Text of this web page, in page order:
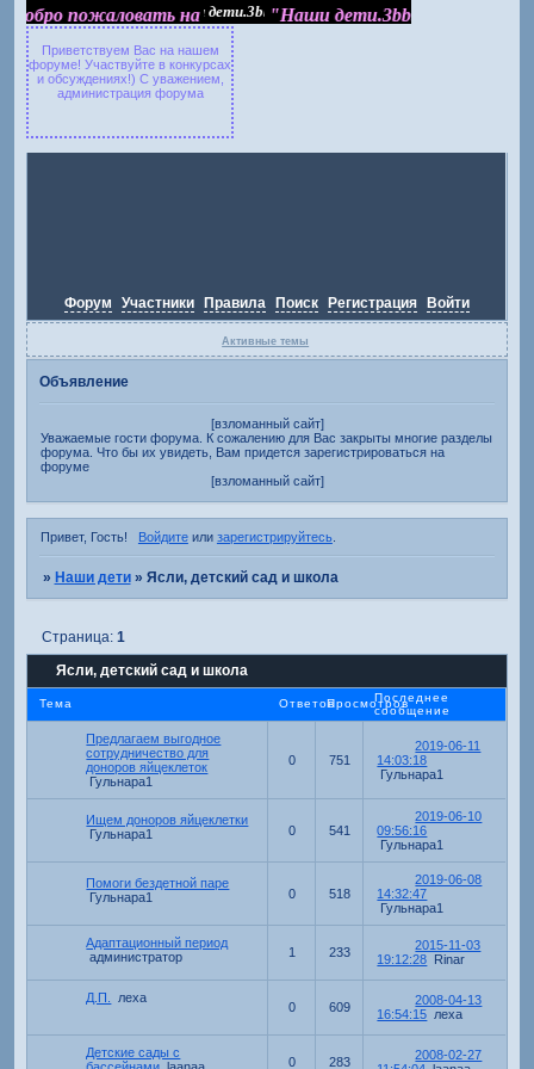
Добро пожаловать на
Добро пожаловать на "Наши дети.3bb.ru""Наши дети.3bb.ru"
Приветствуем Вас на нашем
форуме! Участвуйте в конкурсах
и обсуждениях!) С уважением,
администрация форума
Форум Участники Правила Поиск Регистрация Войти
Активные темы
Объявление
[взломанный сайт]
Уважаемые гости форума. К сожалению для Вас закрыты многие разделы
форума. Что бы их увидеть, Вам придется зарегистрироваться на
форуме
[взломанный сайт]
Привет, Гость! Войдитеили зарегистрируйтесь.
» Наши дети » Ясли, детский сад и школа
Ясли, детский сад и школа
Страница: 1
Тема ОтветовПросмотровПоследнее
сообщение
Предлагаем выгодное
сотрудничество для
доноров яйцеклеток
Гульнара1
0 751
2019-06-11
14:03:18
Гульнара1
Ищем доноров яйцеклетки
Гульнара1
0 541
2019-06-10
09:56:16
Гульнара1
Помоги бездетной паре
Гульнара1
0 518
2019-06-08
14:32:47
Гульнара1
Адаптационный период
администратор
1 233
2015-11-03
19:12:28 Rinar
Д.П. леха
0 609
2008-04-13
16:54:15 леха
Детские сады с
0 283
2008-02-27